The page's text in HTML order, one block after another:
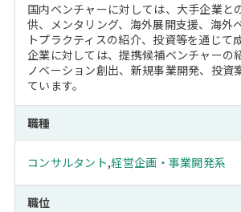
国内ベンチャーに対しては、大手企業と
供、メンタリング、海外展開支援、海外
トプラクティスの紹介、投資等を通じて
企業に対しては、提携候補ベンチャーの
ノベーション創出、新規事業開発、投資
ています。
職種
コンサルタント,経営企画・事業開発系
職位